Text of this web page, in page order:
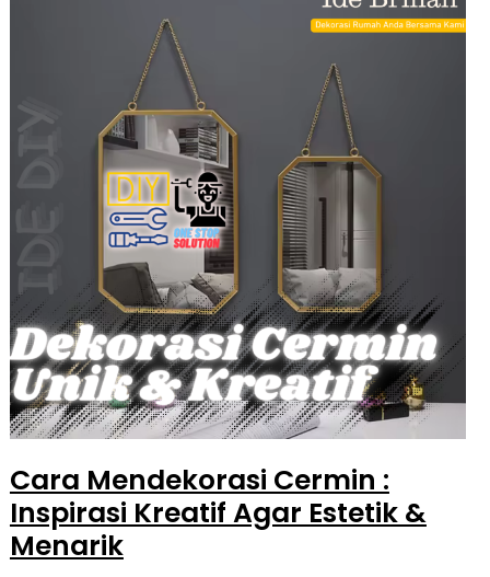
Cara Mendekorasi Cermin :
Inspirasi Kreatif Agar Estetik &
Menarik